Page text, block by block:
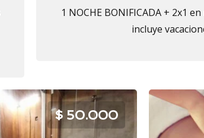
1 NOCHE BONIFICADA + 2x1
incluye
$ 50.000